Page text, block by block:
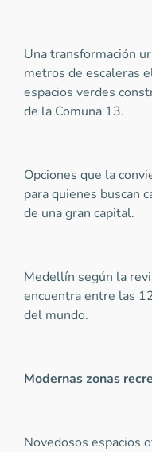
Una transformación
metros de escaleras
espacios verdes
de la Comuna 13.
Opciones que la
para quienes buscan
de una gran capital.
Medellín según la
encuentra entre las
del mundo.
Modernas zonas
Novedosos espacios